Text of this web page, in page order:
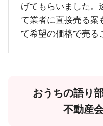
げてもらいました。
て業者に直接売る案
て希望の価格で売る
おうちの語り
不動産